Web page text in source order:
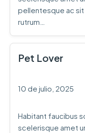
pellentesque ac sit
rutrum…
Pet Lover
10 de julio, 2025
Habitant faucibus
scelerisque amet